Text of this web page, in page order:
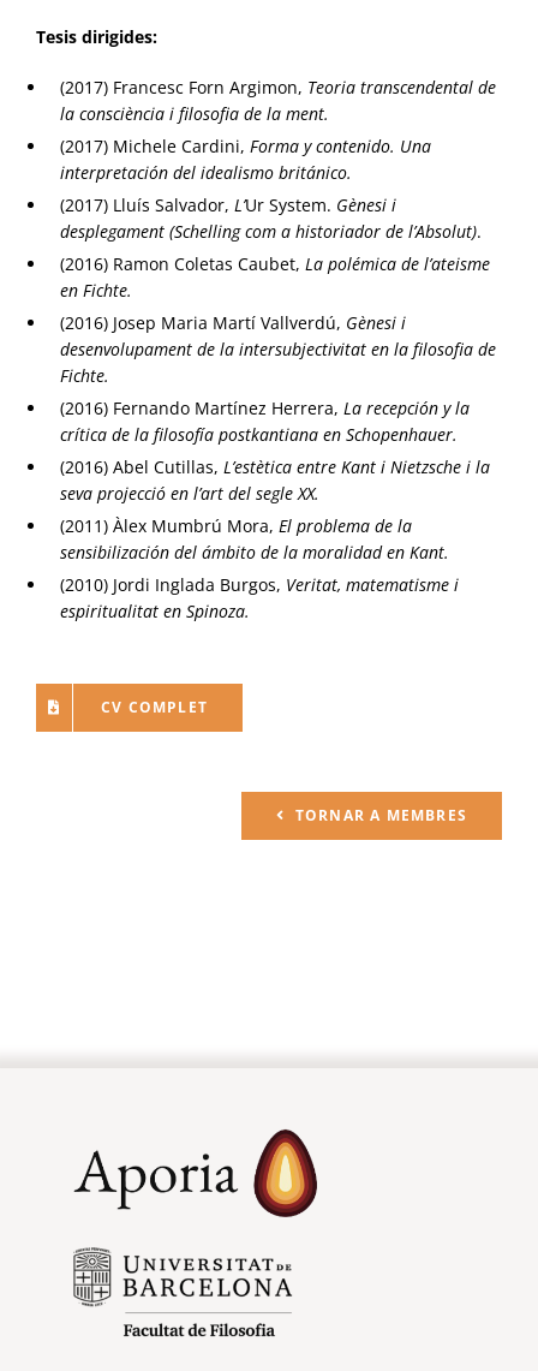
Tesis dirigides:
(2017) Francesc Forn Argimon, Teoria transcendental de
la consciència i filosofia de la ment.
(2017) Michele Cardini, Forma y contenido. Una
interpretación del idealismo británico.
(2017) Lluís Salvador, L’Ur System. Gènesi i
desplegament (Schelling com a historiador de l’Absolut).
(2016) Ramon Coletas Caubet, La polémica de l’ateisme
en Fichte.
(2016) Josep Maria Martí Vallverdú, Gènesi i
desenvolupament de la intersubjectivitat en la filosofia de
Fichte.
(2016) Fernando Martínez Herrera, La recepción y la
crítica de la filosofía postkantiana en Schopenhauer.
(2016) Abel Cutillas, L’estètica entre Kant i Nietzsche i la
seva projecció en l’art del segle XX.
(2011) Àlex Mumbrú Mora, El problema de la
sensibilización del ámbito de la moralidad en Kant.
(2010) Jordi Inglada Burgos, Veritat, matematisme i
espiritualitat en Spinoza.
CV COMPLET
TORNAR A MEMBRES